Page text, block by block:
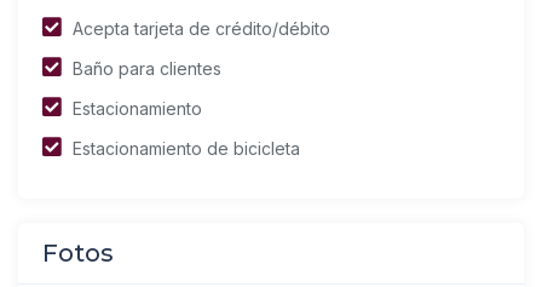
Acepta tarjeta de crédito/débito
Baño para clientes
Estacionamiento
Estacionamiento de bicicleta
Fotos